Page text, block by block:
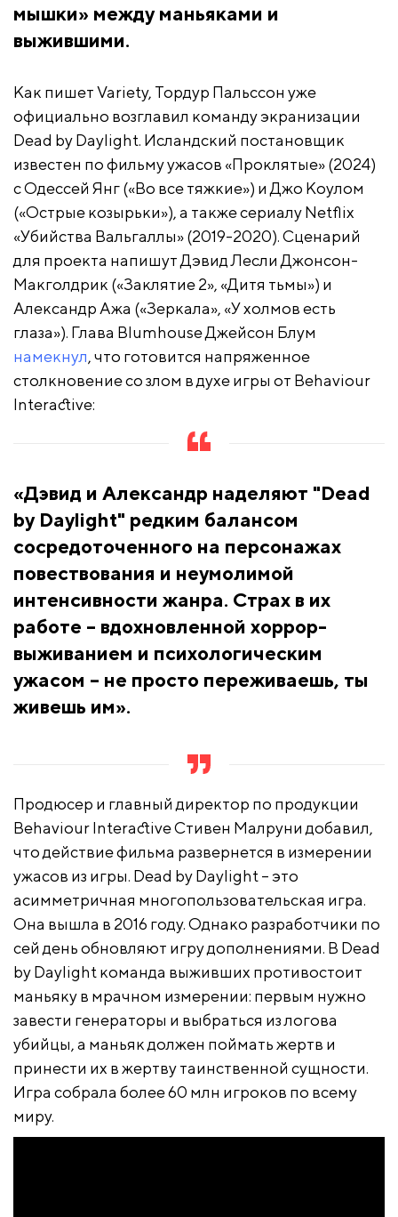
мышки» между маньяками и
выжившими.
Как пишет Variety, Тордур Пальссон уже
официально возглавил команду экранизации
Dead by Daylight. Исландский постановщик
известен по фильму ужасов «Проклятые» (2024)
с Одессей Янг («Во все тяжкие») и Джо Коулом
(«Острые козырьки»), а также сериалу Netflix
«Убийства Вальгаллы» (2019-2020). Сценарий
для проекта напишут Дэвид Лесли Джонсон-
Макголдрик («Заклятие 2», «Дитя тьмы») и
Александр Ажа («Зеркала», «У холмов есть
глаза»). Глава Blumhouse Джейсон Блум
намекнул, что готовится напряженное
столкновение со злом в духе игры от Behaviour
Interactive:
«Дэвид и Александр наделяют "Dead
by Daylight" редким балансом
сосредоточенного на персонажах
повествования и неумолимой
интенсивности жанра. Страх в их
работе – вдохновленной хоррор-
выживанием и психологическим
ужасом – не просто переживаешь, ты
живешь им».
Продюсер и главный директор по продукции
Behaviour Interactive Стивен Малруни добавил,
что действие фильма развернется в измерении
ужасов из игры. Dead by Daylight – это
асимметричная многопользовательская игра.
Она вышла в 2016 году. Однако разработчики по
сей день обновляют игру дополнениями. В Dead
by Daylight команда выживших противостоит
маньяку в мрачном измерении: первым нужно
завести генераторы и выбраться из логова
убийцы, а маньяк должен поймать жертв и
принести их в жертву таинственной сущности.
Игра собрала более 60 млн игроков по всему
миру.